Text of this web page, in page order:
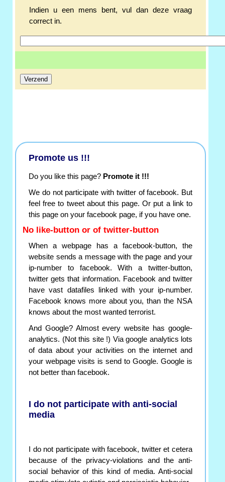
Indien u een mens bent, vul dan deze vraag
correct in.
Promote us !!!
Do you like this page? Promote it !!!
We do not participate with twitter of facebook. But
feel free to tweet about this page. Or put a link to
this page on your facebook page, if you have one.
No like-button or of twitter-button
When a webpage has a facebook-button, the
website sends a message with the page and your
ip-number to facebook. With a twitter-button,
twitter gets that information. Facebook and twitter
have vast datafiles linked with your ip-number.
Facebook knows more about you, than the NSA
knows about the most wanted terrorist.
And Google? Almost every website has google-
analytics. (Not this site !) Via google analytics lots
of data about your activities on the internet and
your webpage visits is send to Google. Google is
not better than facebook.
I do not participate with anti-social
media
I do not participate with facebook, twitter et cetera
because of the privacy-violations and the anti-
social behavior of this kind of media. Anti-social